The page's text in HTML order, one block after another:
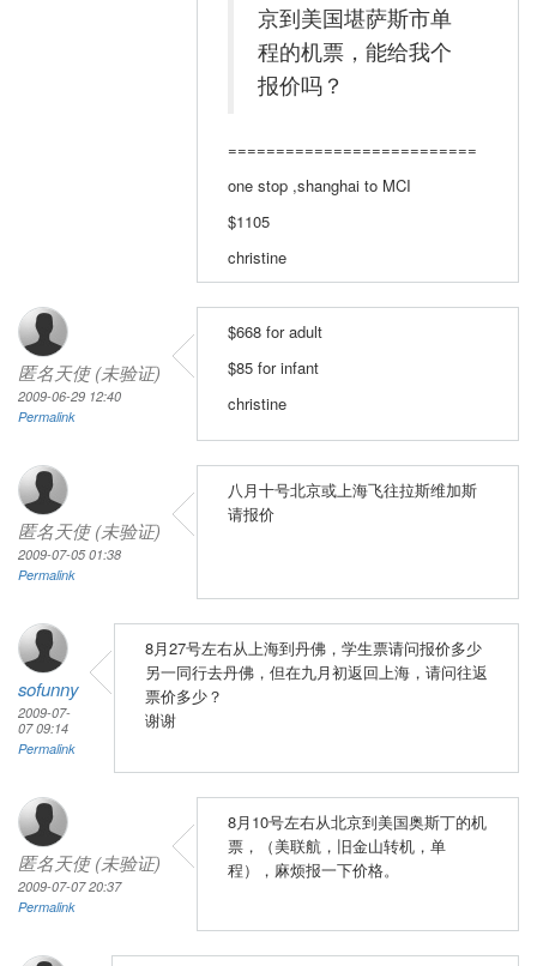
京到美国堪萨斯市单
程的机票，能给我个
报价吗？
==========================
one stop ,shanghai to MCI
$1105
christine
匿名天使 (未验证)
2009-06-29 12:40
Permalink
$668 for adult
$85 for infant
christine
匿名天使 (未验证)
2009-07-05 01:38
Permalink
八月十号北京或上海飞往拉斯维加斯
请报价
sofunny
2009-07-
07 09:14
Permalink
8月27号左右从上海到丹佛，学生票请问报价多少
另一同行去丹佛，但在九月初返回上海，请问往返
票价多少？
谢谢
匿名天使 (未验证)
2009-07-07 20:37
Permalink
8月10号左右从北京到美国奥斯丁的机
票，（美联航，旧金山转机，单
程），麻烦报一下价格。